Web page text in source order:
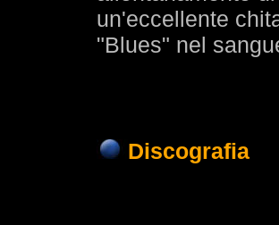
un'eccellente
"Blues" nel
Discografia